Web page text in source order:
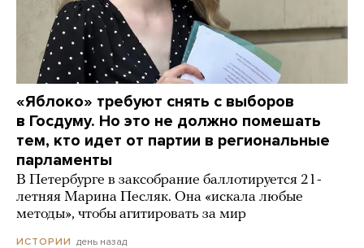
«Яблоко» требуют снять с выборов
в Госдуму. Но это не должно помешать
тем, кто идет от партии в региональные
парламенты
В Петербурге в заксобрание баллотируется 21-
летняя Марина Песляк. Она «искала любые
методы», чтобы агитировать за мир
ИСТОРИИ день назад